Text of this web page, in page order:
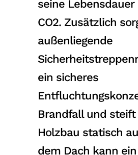
seine Lebensdauer
CO2. Zusätzlich
außenliegende
ein sicheres
Brandfall und steift
Holzbau statisch
dem Dach kann